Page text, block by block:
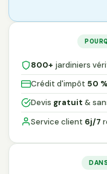
800+ jardiniers
Crédit d'impôt 50 %
Devis gratuit &
Service client 6j/7